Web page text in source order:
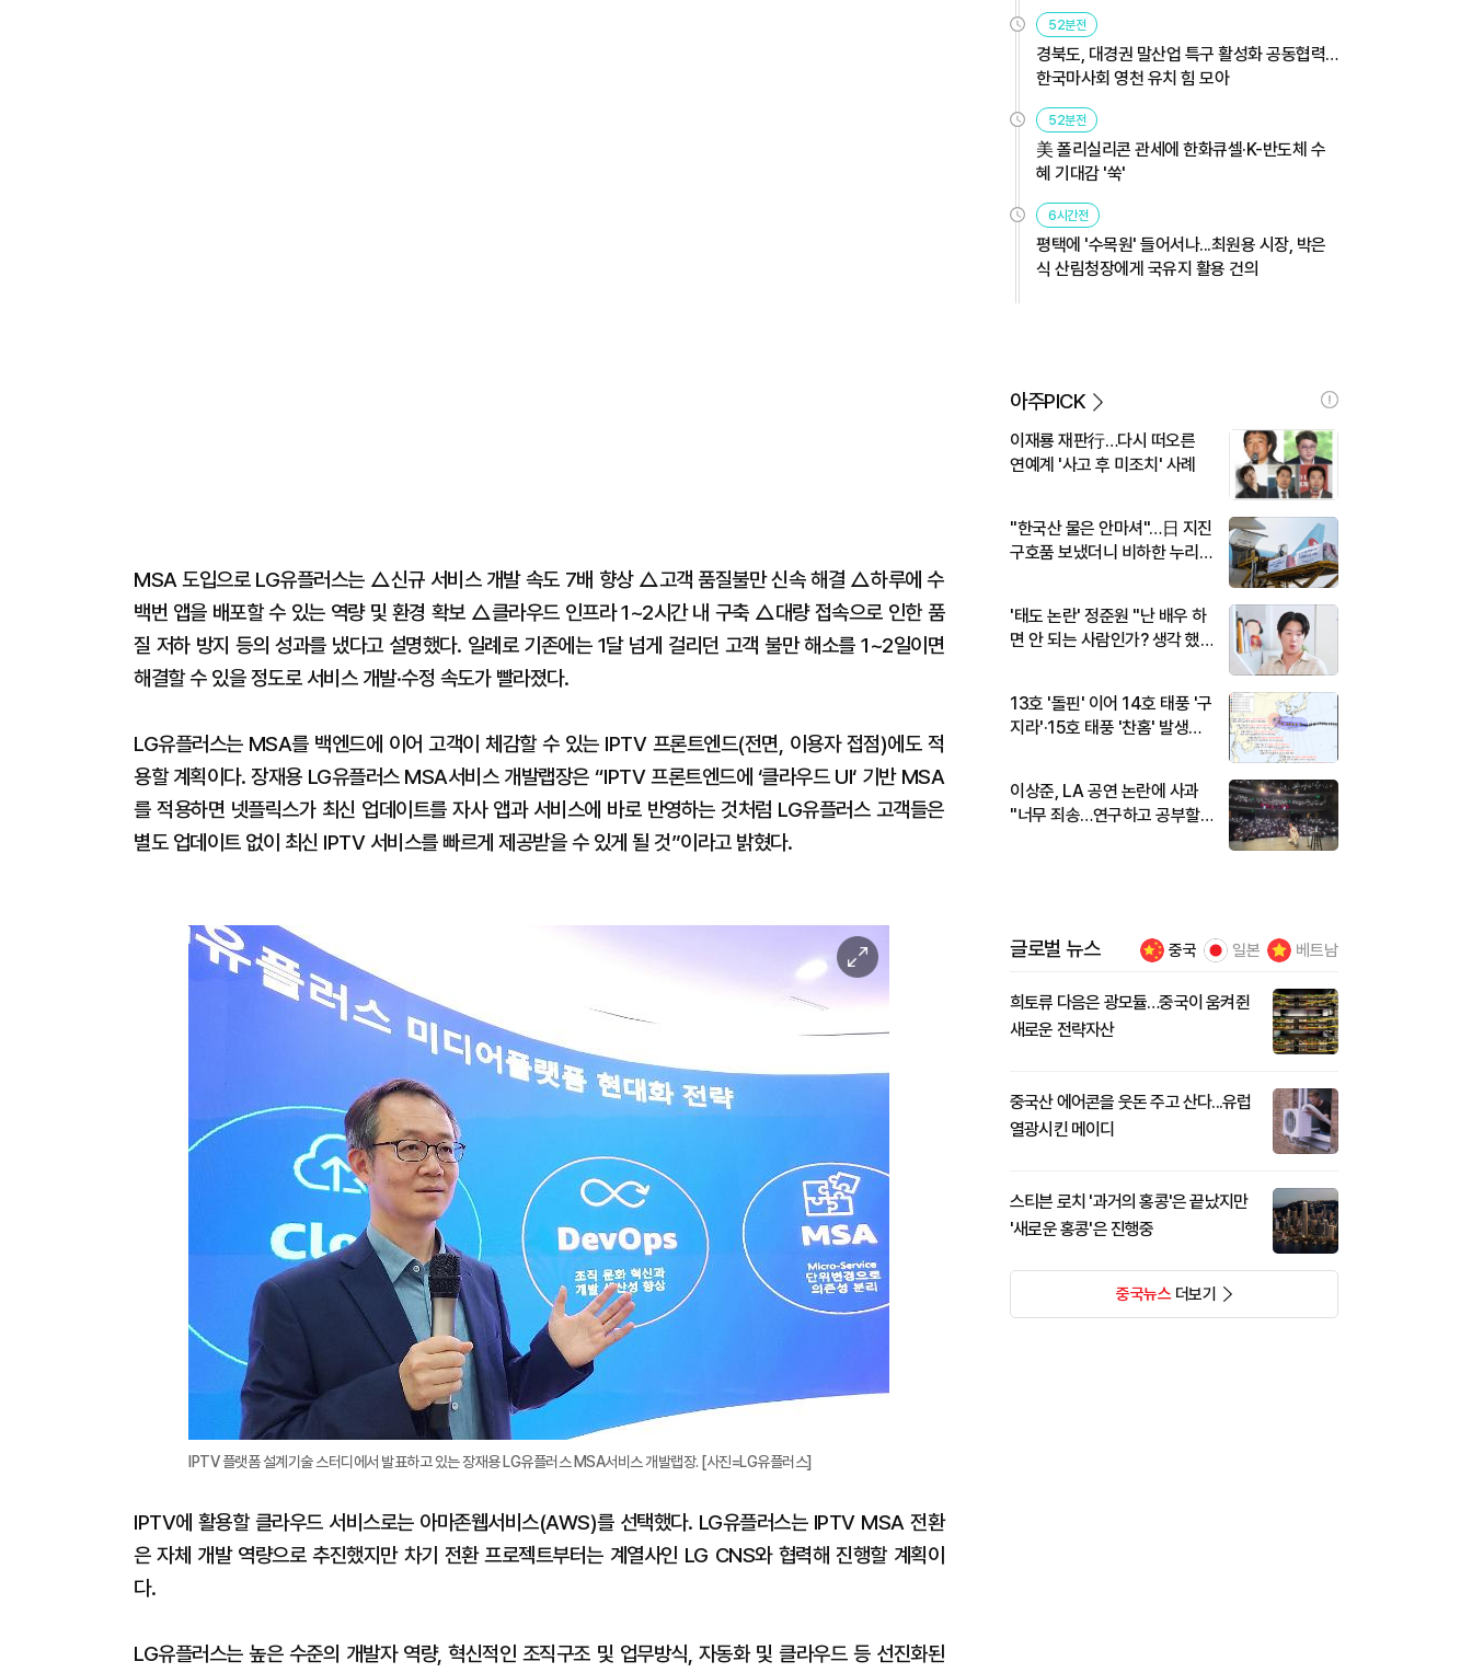
MSA 도입으로 LG유플러스는 △신규 서비스 개발 속도 7배 향상 △고객 품질불만 신속 해결 △하루에 수
백번 앱을 배포할 수 있는 역량 및 환경 확보 △클라우드 인프라 1~2시간 내 구축 △대량 접속으로 인한 품
질 저하 방지 등의 성과를 냈다고 설명했다. 일례로 기존에는 1달 넘게 걸리던 고객 불만 해소를 1~2일이면
해결할 수 있을 정도로 서비스 개발·수정 속도가 빨라졌다.
LG유플러스는 MSA를 백엔드에 이어 고객이 체감할 수 있는 IPTV 프론트엔드(전면, 이용자 접점)에도 적
용할 계획이다. 장재용 LG유플러스 MSA서비스 개발랩장은 “IPTV 프론트엔드에 ‘클라우드 UI‘ 기반 MSA
를 적용하면 넷플릭스가 최신 업데이트를 자사 앱과 서비스에 바로 반영하는 것처럼 LG유플러스 고객들은
별도 업데이트 없이 최신 IPTV 서비스를 빠르게 제공받을 수 있게 될 것”이라고 밝혔다.
이
미
대
IPTV 플랫폼 설계기술 스터디에서 발표하고 있는 장재용 LG유플러스 MSA서비스 개발랩장. [사진=LG유플러스]
IPTV에 활용할 클라우드 서비스로는 아마존웹서비스(AWS)를 선택했다. LG유플러스는 IPTV MSA 전환
은 자체 개발 역량으로 추진했지만 차기 전환 프로젝트부터는 계열사인 LG CNS와 협력해 진행할 계획이
다.
LG유플러스는 높은 수준의 개발자 역량, 혁신적인 조직구조 및 업무방식, 자동화 및 클라우드 등 선진화된
52분전
경북도, 대경권 말산업 특구 활성화 공동협력…
한국마사회 영천 유치 힘 모아
52분전
美 폴리실리콘 관세에 한화큐셀·K-반도체 수
혜 기대감 '쑥'
6시간전
평택에 '수목원' 들어서나...최원용 시장, 박은
식 산림청장에게 국유지 활용 건의
아주PICK
이재룡 재판行…다시 떠오른
연예계 '사고 후 미조치' 사례
"한국산 물은 안마셔"…日 지진
구호품 보냈더니 비하한 누리
'태도 논란' 정준원 "난 배우 하
면 안 되는 사람인가? 생각 했
13호 '돌핀' 이어 14호 태풍 '구
지라'·15호 태풍 '찬홈' 발생…
이상준, LA 공연 논란에 사과
"너무 죄송…연구하고 공부할
글로벌 뉴스 중국 일본 베트남
희토류 다음은 광모듈…중국이 움켜쥔
새로운 전략자산
중국산 에어콘을 웃돈 주고 산다...유럽
열광시킨 메이디
스티븐 로치 '과거의 홍콩'은 끝났지만
'새로운 홍콩'은 진행중
중국뉴스더보기